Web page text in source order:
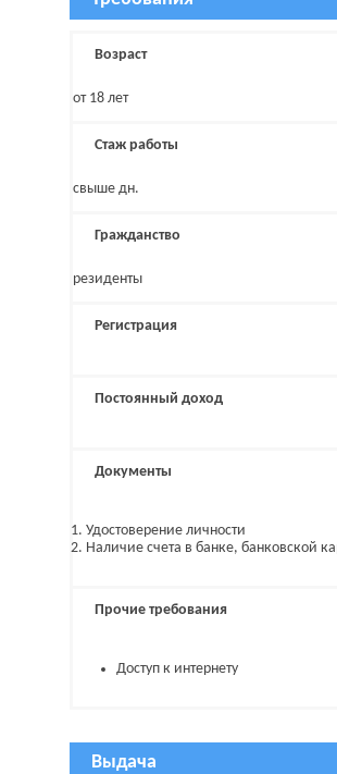
Возраст
от 18 лет
Стаж работы
свыше дн.
Гражданство
резиденты
Регистрация
Постоянный доход
Документы
Удостоверение личности
Наличие счета в банке, банковской
Прочие требования
Доступ к интернету
Выдача